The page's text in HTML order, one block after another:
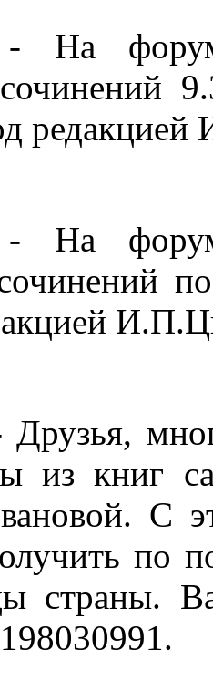
На
На
Друзья,
из книг
С
по
страны.